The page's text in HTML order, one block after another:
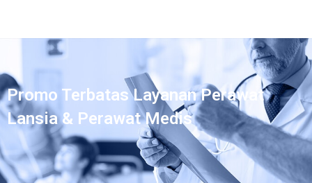
Promo Terbatas Layanan Perawat
Lansia & Perawat Medis